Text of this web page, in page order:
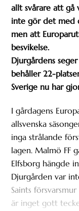
allt svårare att gå
inte gör det med
men att
besvikelse.
Djurgårdens
behåller 22-
Sverige nu har
I gårdagens
allsvenska
inga strålande
lagen. Malmö FF
Elfsborg hängde
Djurgården var
Saints
är inget gott